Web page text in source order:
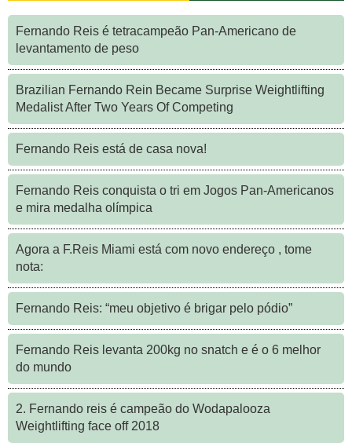
Fernando Reis é tetracampeão Pan-Americano de
levantamento de peso
Brazilian Fernando Rein Became Surprise Weightlifting
Medalist After Two Years Of Competing
Fernando Reis está de casa nova!
Fernando Reis conquista o tri em Jogos Pan-Americanos
e mira medalha olímpica
Agora a F.Reis Miami está com novo endereço , tome
nota:
Fernando Reis: “meu objetivo é brigar pelo pódio”
Fernando Reis levanta 200kg no snatch e é o 6 melhor
do mundo
2. Fernando reis é campeão do Wodapalooza
Weightlifting face off 2018